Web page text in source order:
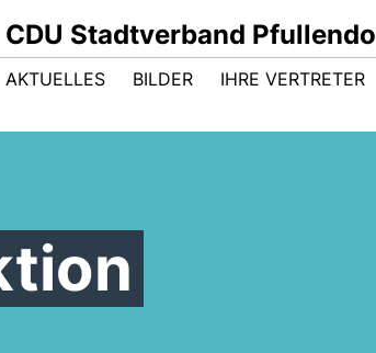
CDU Stadtverband
AKTUELLES BILDER IHRE VERTRETER